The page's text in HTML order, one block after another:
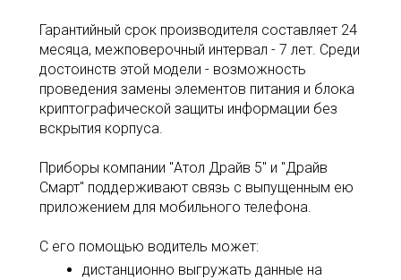
Гарантийный срок производителя составляет 24
месяца, межповерочный интервал - 7 лет. Среди
достоинств этой модели - возможность
проведения замены элементов питания и блока
криптографической защиты информации без
вскрытия корпуса.
Приборы компании "Атол Драйв 5" и "Драйв
Смарт" поддерживают связь с выпущенным ею
приложением для мобильного телефона.
С его помощью водитель может:
дистанционно выгружать данные на